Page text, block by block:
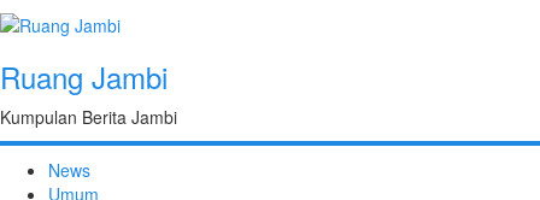
Ruang Jambi
Kumpulan Berita Jambi
News
Umum